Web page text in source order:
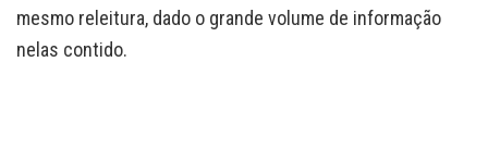
mesmo releitura, dado o grande volume de informação
nelas contido.